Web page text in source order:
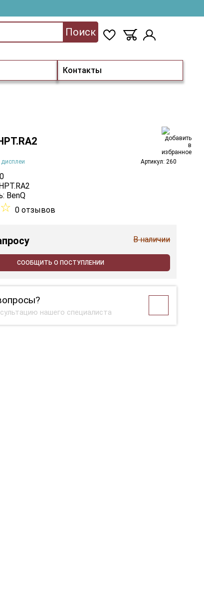
Контакты
Поиск
Артикул: 260
BenQ
☆ 0 отзывов
В наличии
СООБЩИТЬ О ПОСТУПЛЕНИИ
нашего специалиста